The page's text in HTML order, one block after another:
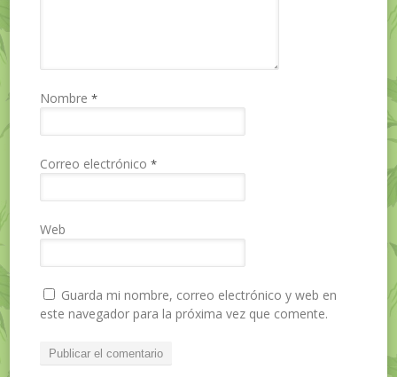
Nombre*
Correo electrónico*
Web
Guarda mi nombre, correo electrónico y web en
este navegador para la próxima vez que comente.